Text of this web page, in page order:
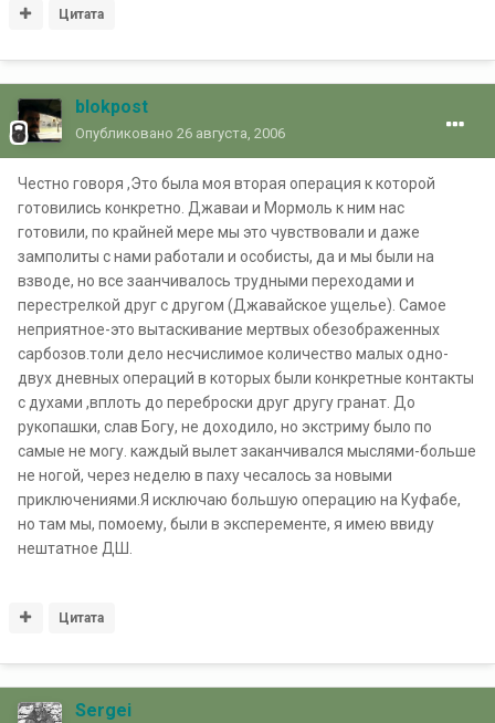
Цитата
blokpost
Опубликовано 26 августа, 2006
Честно говоря ,Это была моя вторая операция к которой
готовились конкретно. Джаваи и Мормоль к ним нас
готовили, по крайней мере мы это чувствовали и даже
замполиты с нами работали и особисты, да и мы были на
взводе, но все заанчивалось трудными переходами и
перестрелкой друг с другом (Джавайское ущелье). Самое
неприятное-это вытаскивание мертвых обезображенных
сарбозов.толи дело несчислимое количество малых одно-
двух дневных операций в которых были конкретные контакты
с духами ,вплоть до переброски друг другу гранат. До
рукопашки, слав Богу, не доходило, но экстриму было по
самые не могу. каждый вылет заканчивался мыслями-больше
не ногой, через неделю в паху чесалось за новыми
приключениями.Я исключаю большую операцию на Куфабе,
но там мы, помоему, были в эксперементе, я имею ввиду
нештатное ДШ.
Цитата
Sergei